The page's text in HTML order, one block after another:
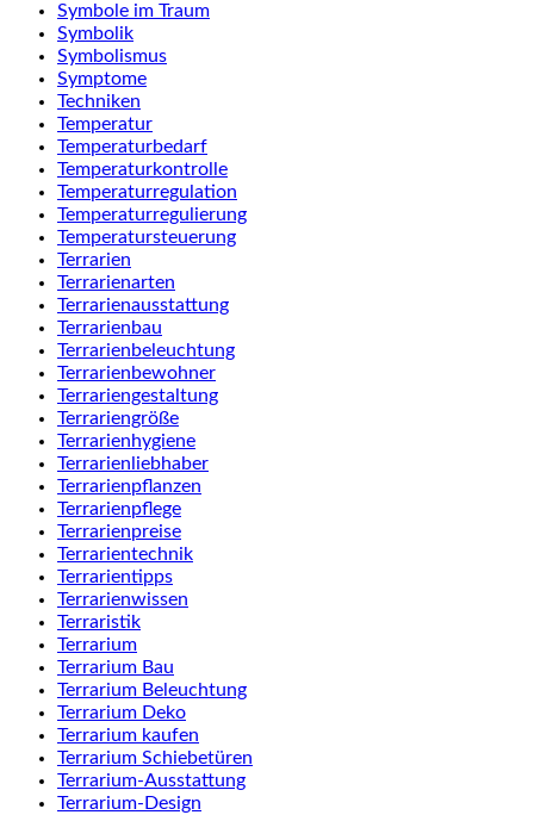
Symbole im Traum
Symbolik
Symbolismus
Symptome
Techniken
Temperatur
Temperaturbedarf
Temperaturkontrolle
Temperaturregulation
Temperaturregulierung
Temperatursteuerung
Terrarien
Terrarienarten
Terrarienausstattung
Terrarienbau
Terrarienbeleuchtung
Terrarienbewohner
Terrariengestaltung
Terrariengröße
Terrarienhygiene
Terrarienliebhaber
Terrarienpflanzen
Terrarienpflege
Terrarienpreise
Terrarientechnik
Terrarientipps
Terrarienwissen
Terraristik
Terrarium
Terrarium Bau
Terrarium Beleuchtung
Terrarium Deko
Terrarium kaufen
Terrarium Schiebetüren
Terrarium-Ausstattung
Terrarium-Design